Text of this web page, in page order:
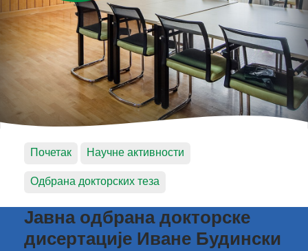
Почетак Научне активности
Одбрана докторских теза
Јавна одбрана докторске
дисертације Иване Будински